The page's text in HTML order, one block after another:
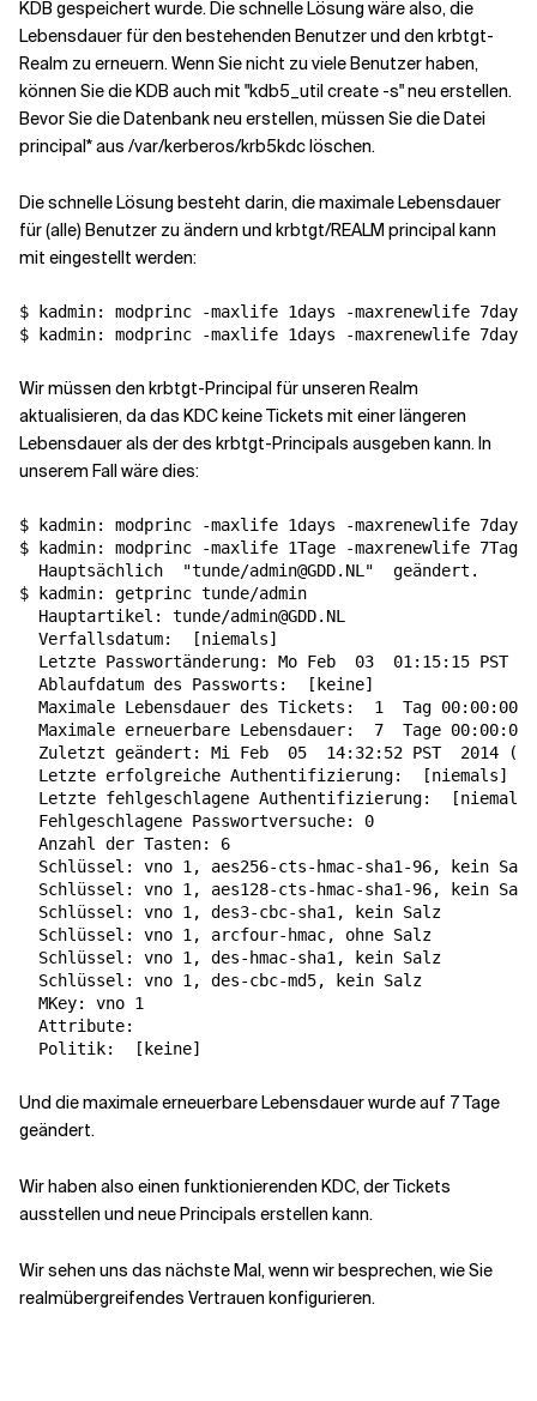
KDB gespeichert wurde. Die schnelle Lösung wäre also, die
Lebensdauer für den bestehenden Benutzer und den krbtgt-
Realm zu erneuern. Wenn Sie nicht zu viele Benutzer haben,
können Sie die KDB auch mit "kdb5_util create -s" neu erstellen.
Bevor Sie die Datenbank neu erstellen, müssen Sie die Datei
principal* aus /var/kerberos/krb5kdc löschen.
Die schnelle Lösung besteht darin, die maximale Lebensdauer
für (alle) Benutzer zu ändern und krbtgt/REALM principal kann
mit eingestellt werden:
$ kadmin: modprinc -maxlife 1days -maxrenewlife 7days
Wir müssen den krbtgt-Principal für unseren Realm
aktualisieren, da das KDC keine Tickets mit einer längeren
Lebensdauer als der des krbtgt-Principals ausgeben kann. In
unserem Fall wäre dies:
$ kadmin: modprinc -maxlife 1days -maxrenewlife 7days
$ kadmin: modprinc -maxlife 1Tage -maxrenewlife 7Tage
  Hauptsächlich
"tunde/admin@GDD.NL"
  geändert.
$ kadmin: getprinc tunde/admin
  Hauptartikel: tunde/admin@GDD.NL
  Verfallsdatum:
[niemals]
  Letzte Passwortänderung: Mo Feb
03
01:15:15 PST
  Ablaufdatum des Passworts:
[ keine]
  Maximale Lebensdauer des Tickets:
1
  Tag 00:00:00
  Maximale erneuerbare Lebensdauer:
7
  Tage 00:00:00
  Zuletzt geändert: Mi Feb
05
  14:32:52 PST
2014 (
  Letzte erfolgreiche Authentifizierung:
[niemals]
  Letzte fehlgeschlagene Authentifizierung:
[niemals
  Fehlgeschlagene Passwortversuche: 0
  Anzahl der Tasten: 6
  Schlüssel: vno 1, aes256-cts-hmac-sha1-96, kein Salz
  Schlüssel: vno 1, aes128-cts-hmac-sha1-96, kein Salz
  Schlüssel: vno 1, des3-cbc-sha1, kein Salz
  Schlüssel: vno 1, arcfour-hmac, ohne Salz
  Schlüssel: vno 1, des-hmac-sha1, kein Salz
  Schlüssel: vno 1, des-cbc-md5, kein Salz
  MKey: vno 1
  Attribute:
  Politik:
[ keine]
Und die maximale erneuerbare Lebensdauer wurde auf 7 Tage
geändert.
Wir haben also einen funktionierenden KDC, der Tickets
ausstellen und neue Principals erstellen kann.
Wir sehen uns das nächste Mal, wenn wir besprechen, wie Sie
realmübergreifendes Vertrauen konfigurieren.